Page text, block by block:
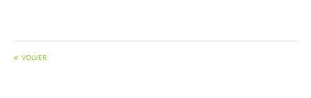
elit.
VOLVER